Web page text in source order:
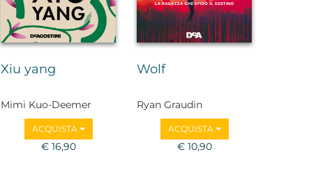
Xiu yang
Mimi Kuo-Deemer
ACQUISTA
€ 16,90
Wolf
Ryan Graudin
ACQUISTA
€ 10,90